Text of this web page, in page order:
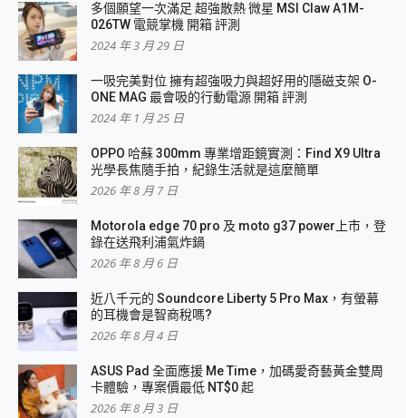
多個願望一次滿足 超強散熱 微星 MSI Claw A1M-
026TW 電競掌機 開箱 評測
2024 年 3 月 29 日
一吸完美對位 擁有超強吸力與超好用的隱磁支架 O-
ONE MAG 最會吸的行動電源 開箱 評測
2024 年 1 月 25 日
OPPO 哈蘇 300mm 專業增距鏡實測：Find X9 Ultra
光學長焦隨手拍，紀錄生活就是這麼簡單
2026 年 8 月 7 日
Motorola edge 70 pro 及 moto g37 power上市，登
錄在送飛利浦氣炸鍋
2026 年 8 月 6 日
近八千元的 Soundcore Liberty 5 Pro Max，有螢幕
的耳機會是智商稅嗎?
2026 年 8 月 4 日
ASUS Pad 全面應援 Me Time，加碼愛奇藝黃金雙周
卡體驗，專案價最低 NT$0 起
2026 年 8 月 3 日